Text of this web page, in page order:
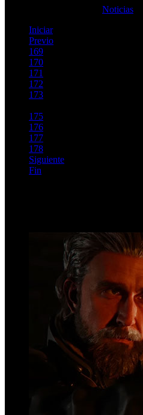
Noticias
Iniciar
Previo
169
170
171
172
173
175
176
177
178
Siguiente
Fin